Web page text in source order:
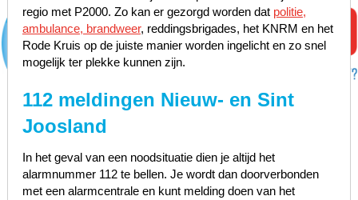
regio met P2000. Zo kan er gezorgd worden dat politie,
ambulance, brandweer, reddingsbrigades, het KNRM en het
Rode Kruis op de juiste manier worden ingelicht en zo snel
mogelijk ter plekke kunnen zijn.
112 meldingen Nieuw- en Sint
Joosland
In het geval van een noodsituatie dien je altijd het
alarmnummer 112 te bellen. Je wordt dan doorverbonden
met een alarmcentrale en kunt melding doen van het